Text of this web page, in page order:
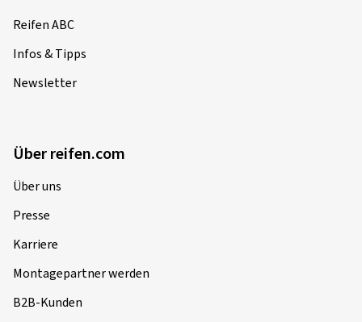
Reifen ABC
Infos & Tipps
Newsletter
Über reifen.com
Über uns
Presse
Karriere
Montagepartner werden
B2B-Kunden